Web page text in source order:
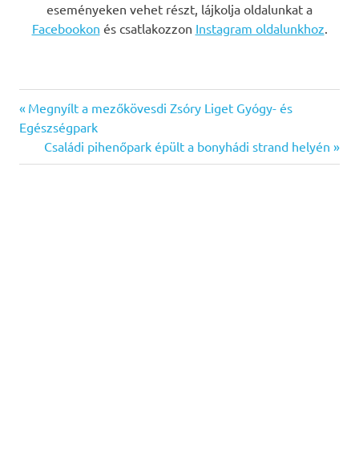
eseményeken vehet részt, lájkolja oldalunkat a
Facebookon és csatlakozzon Instagram oldalunkhoz.
Bejegyzés
navigáció
Previous
Post:
Megnyílt a mezőkövesdi Zsóry Liget Gyógy- és
Egészségpark
Next
Post:
Családi pihenőpark épült a bonyhádi strand helyén